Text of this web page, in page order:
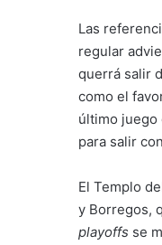
Las
regular
querrá salir
como el
último juego
para salir
El Templo
y Borregos,
playoffs se